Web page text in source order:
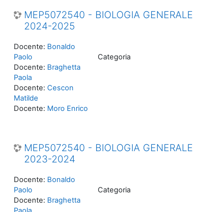
MEP5072540 - BIOLOGIA GENERALE
2024-2025
Categoria
Docente: Bonaldo
Paolo
Docente: Braghetta
Paola
Docente: Cescon
Matilde
Docente: Moro Enrico
MEP5072540 - BIOLOGIA GENERALE
2023-2024
Categoria
Docente: Bonaldo
Paolo
Docente: Braghetta